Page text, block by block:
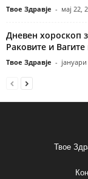
Твое Здравје - мај 22,
Дневен хороскоп
Раковите и
Твое Здравје -
Твое